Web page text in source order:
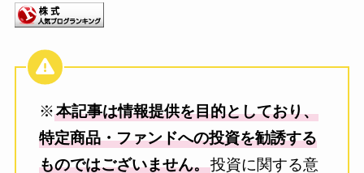
※本記事は情報提供を目的としており、
特定商品・ファンドへの投資を勧誘する
ものではございません。投資に関する意